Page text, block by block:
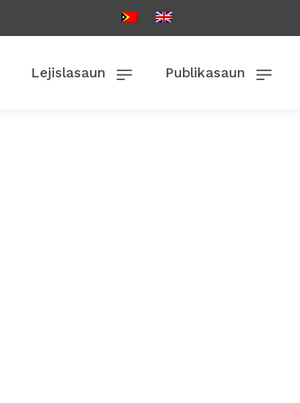
Lejislasaun Publikasaun